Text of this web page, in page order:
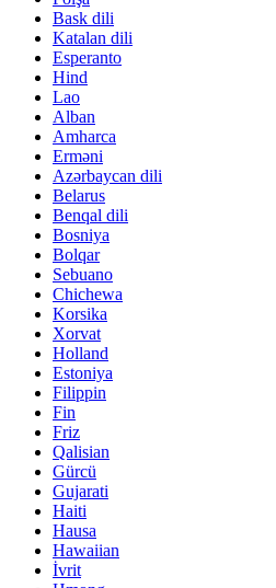
Bask dili
Katalan dili
Esperanto
Hind
Lao
Alban
Amharca
Erməni
Azərbaycan dili
Belarus
Benqal dili
Bosniya
Bolqar
Sebuano
Chichewa
Korsika
Xorvat
Holland
Estoniya
Filippin
Fin
Friz
Qalisian
Gürcü
Gujarati
Haiti
Hausa
Hawaiian
İvrit